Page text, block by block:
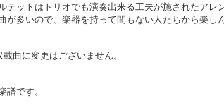
ットはトリオでも演奏出来る工夫が施されたアレ
が多いので、楽器を持って間もない人たちから楽し
曲に変更はございません。
譜です。